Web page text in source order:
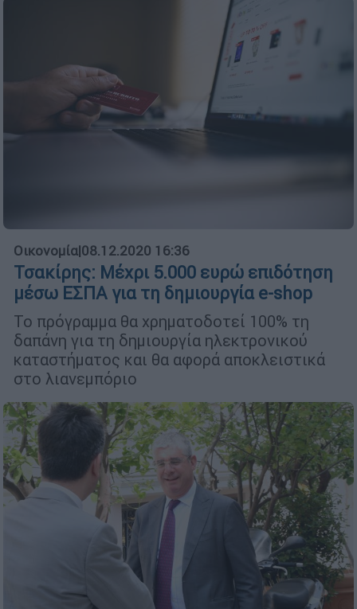
Οικονομία|08.12.2020 16:36
Τσακίρης: Μέχρι 5.000 ευρώ επιδότηση
μέσω ΕΣΠΑ για τη δημιουργία e-shop
Το πρόγραμμα θα χρηματοδοτεί 100% τη
δαπάνη για τη δημιουργία ηλεκτρονικού
καταστήματος και θα αφορά αποκλειστικά
στο λιανεμπόριο